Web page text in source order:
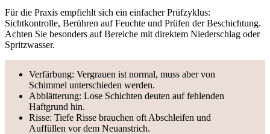
Für die Praxis empfiehlt sich ein einfacher Prüfzyklus:
Sichtkontrolle, Berühren auf Feuchte und Prüfen der Beschichtung.
Achten Sie besonders auf Bereiche mit direktem Niederschlag oder
Spritzwasser.
Verfärbung: Vergrauen ist normal, muss aber von
Schimmel unterschieden werden.
Abblätterung: Lose Schichten deuten auf fehlenden
Haftgrund hin.
Risse: Tiefe Risse brauchen oft Abschleifen und
Auffüllen vor dem Neuanstrich.